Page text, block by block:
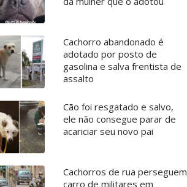
Cachorro abandonado é
adotado por posto de
gasolina e salva frentista de
assalto
Cão foi resgatado e salvo,
ele não consegue parar de
acariciar seu novo pai
Cachorros de rua perseguem
carro de militares em